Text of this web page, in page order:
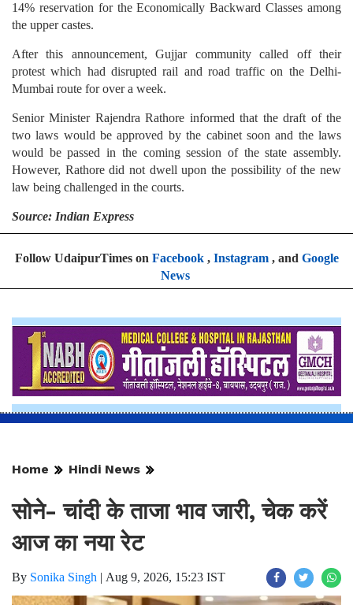
14% reservation for the Economically Backward Classes among
the upper castes.
After this announcement, Gujjar community called off their
protest which had disrupted rail and road traffic on the Delhi-
Mumbai route for over a week.
Senior Minister Rajendra Rathore informed that the draft of the
two laws would be approved by the cabinet soon and the laws
would be passed in the coming session of the state assembly.
However, Rathore did not dwell upon the possibility of the new
law being challenged in the courts.
Source: Indian Express
Follow UdaipurTimes on Facebook, Instagram, and Google
News
Home Hindi News
सोने- चांदी के ताजा भाव जारी, चेक करें
आज का नया रेट
By Sonika Singh | Aug 9, 2026, 15:23 IST